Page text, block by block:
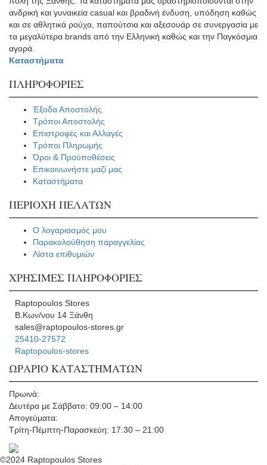
ανδρική και γυναικεία casual και βραδινή ένδυση, υπόδηση καθώς
και σε αθλητικά ρούχα, παπούτσια και αξεσουάρ σε συνεργασία με
τα μεγαλύτερα brands από την Ελληνική καθώς και την Παγκόσμια
αγορά.
Καταστήματα
ΠΛΗΡΟΦΟΡΙΕΣ
Έξοδα Αποστολής
Τρόποι Αποστολής
Επιστροφές και Αλλαγές
Τρόποι Πληρωμής
Όροι & Προϋποθέσεις
Επικοινωνήστε μαζί μας
Καταστήματα
ΠΕΡΙΟΧΗ ΠΕΛΑΤΩΝ
Ο λογαριασμός μου
Παρακολούθηση παραγγελίας
Λίστα επιθυμιών
ΧΡΗΣΙΜΕΣ ΠΛΗΡΟΦΟΡΙΕΣ
Raptopoulos Stores
Β.Κων/νου 14 Ξάνθη
sales@raptopoulos-stores.gr
25410-27572
Raptopoulos-stores
ΩΡΑΡΙΟ ΚΑΤΑΣΤΗΜΑΤΩΝ
Πρωινά:
Δευτέρα με Σάββατο: 09:00 – 14:00
Απογεύματα:
Τρίτη-Πέμπτη-Παρασκεύη: 17:30 – 21:00
©2024 Raptopoulos Stores